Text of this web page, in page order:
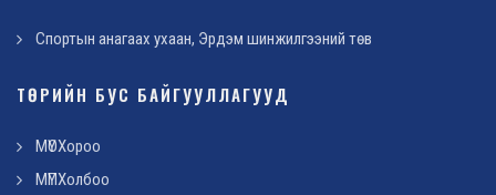
Спортын анагаах ухаан, Эрдэм шинжилгээний төв
ТӨРИЙН БУС БАЙГУУЛЛАГУУД
МҮОХороо
МҮПХолбоо